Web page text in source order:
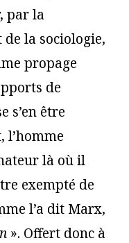
par la
la sociologie,
propage
de
s’en être
l’homme
là où il
exempté de
l’a dit Marx,
». Offert donc à